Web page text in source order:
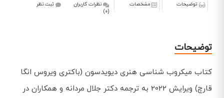
توضیحات مشخصات
نظرات کاربران
(0)
ثبت نظر
توضیحات
کتاب میکروب شناسی هنری دیویدسون (باکتری ویروس انگا
قارچ) ویرایش 2022 به ترجمه دکتر جلال مردانه و همکاران در